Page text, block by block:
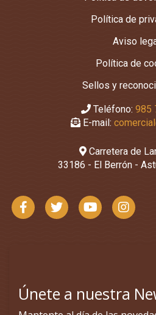
Política de
Aviso
Política de
Sellos y
Teléfono: 985
E-mail:
Carretera de
33186 - El Berrón -